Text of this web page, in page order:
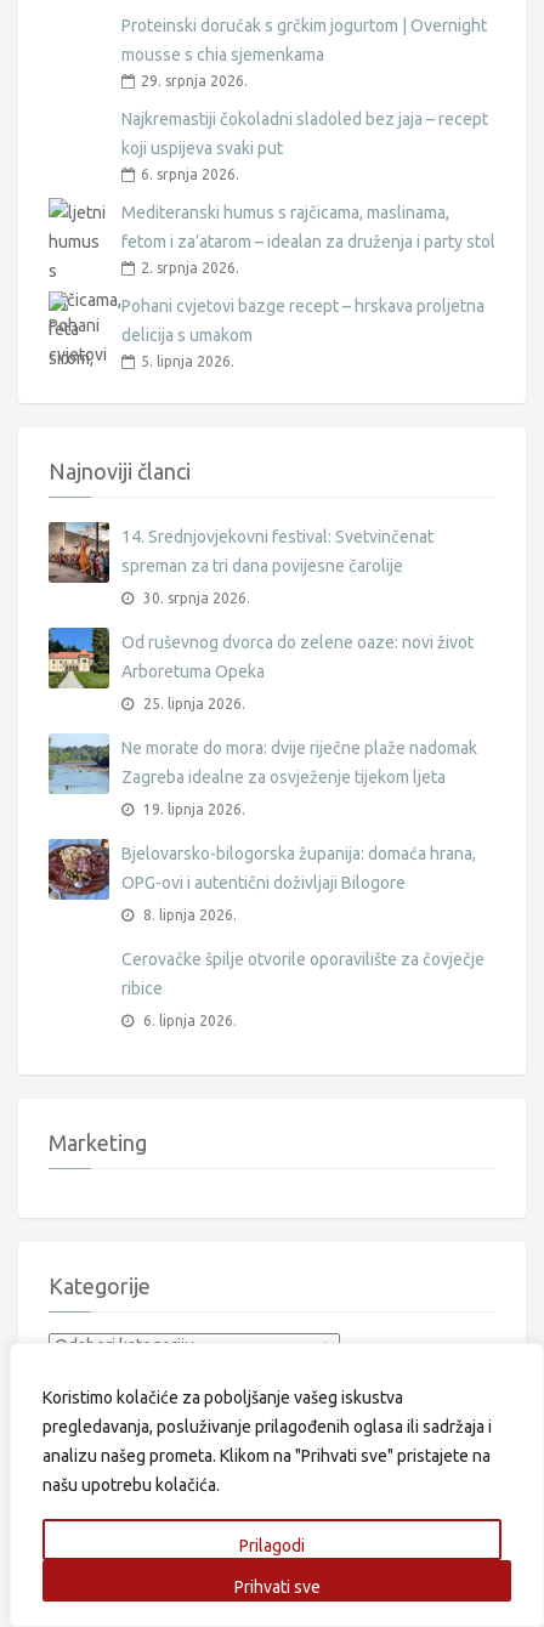
Koristimo kolačiće za poboljšanje vašeg iskustva
pregledavanja, posluživanje prilagođenih oglasa ili sadržaja i
analizu našeg prometa. Klikom na "Prihvati sve" pristajete na
našu upotrebu kolačića.
Prilagodi
Prihvati sve
Proteinski doručak s grčkim jogurtom | Overnight
mousse s chia sjemenkama
29. srpnja 2026.
Najkremastiji čokoladni sladoled bez jaja – recept
koji uspijeva svaki put
6. srpnja 2026.
Mediteranski humus s rajčicama, maslinama,
fetom i za’atarom – idealan za druženja i party stol
2. srpnja 2026.
Pohani cvjetovi bazge recept – hrskava proljetna
delicija s umakom
5. lipnja 2026.
Najnoviji članci
14. Srednjovjekovni festival: Svetvinčenat
spreman za tri dana povijesne čarolije
30. srpnja 2026.
Od ruševnog dvorca do zelene oaze: novi život
Arboretuma Opeka
25. lipnja 2026.
Ne morate do mora: dvije riječne plaže nadomak
Zagreba idealne za osvježenje tijekom ljeta
19. lipnja 2026.
Bjelovarsko-bilogorska županija: domaća hrana,
OPG-ovi i autentični doživljaji Bilogore
8. lipnja 2026.
Cerovačke špilje otvorile oporavilište za čovječje
ribice
6. lipnja 2026.
Marketing
Kategorije
Kategorije
Oglasi